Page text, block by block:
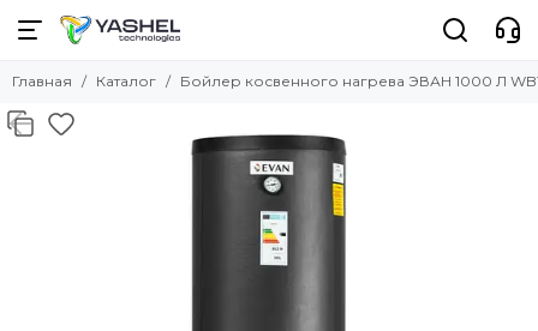
Главная Каталог Бойлер косвенного нагрева ЭВАН 1000 Л